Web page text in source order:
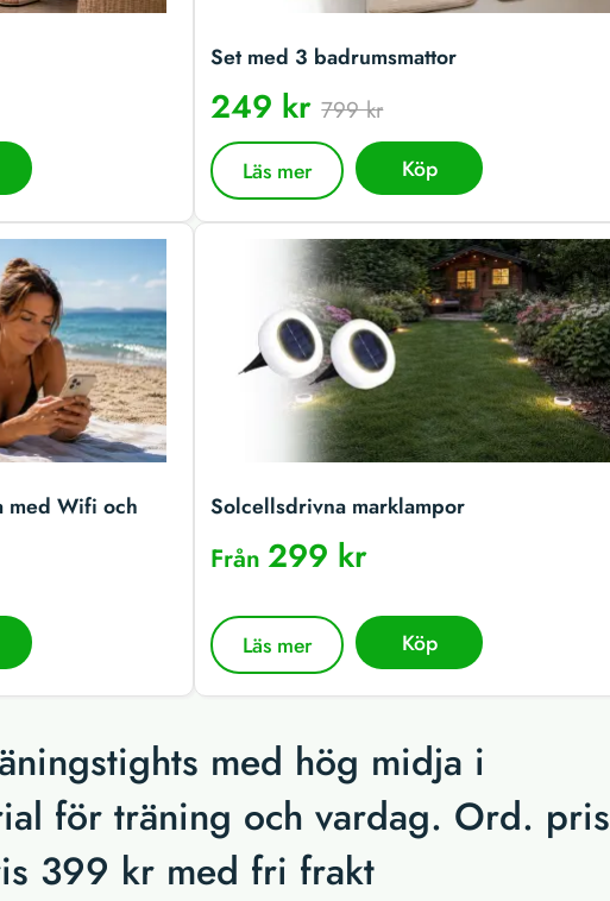
Set med 3 badrumsmattor
249 kr799 kr
Läs mer Köp
med Wifi och
Solcellsdrivna marklampor
Från299 kr
Läs mer Köp
med hög midja i
för träning och vardag. Ord. pris
399 kr med fri frakt